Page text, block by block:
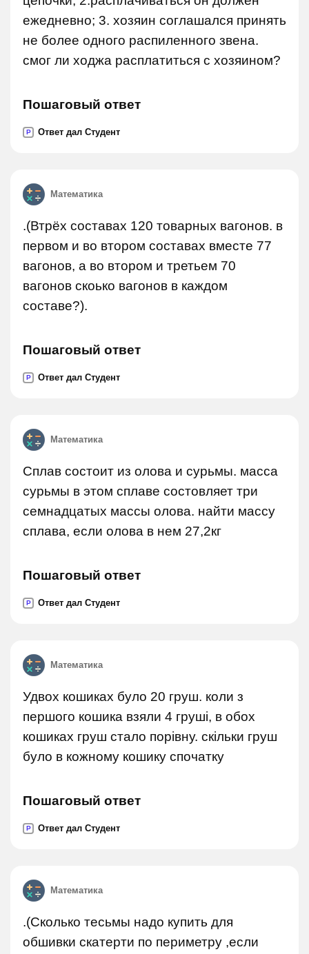
ежедневно; 3. хозяин соглашался принять
не более одного распиленного звена.
смог ли ходжа расплатиться с хозяином?
Пошаговый ответ
P Ответ дал Студент
Математика
.(Втрёх составах 120 товарных вагонов. в
первом и во втором составах вместе 77
вагонов, а во втором и третьем 70
вагонов скоько вагонов в каждом
составе?).
Пошаговый ответ
P Ответ дал Студент
Математика
Сплав состоит из олова и сурьмы. масса
сурьмы в этом сплаве состовляет три
семнадцатых массы олова. найти массу
сплава, если олова в нем 27,2кг
Пошаговый ответ
P Ответ дал Студент
Математика
Удвох кошиках було 20 груш. коли з
першого кошика взяли 4 груші, в обох
кошиках груш стало порівну. скільки груш
було в кожному кошику спочатку
Пошаговый ответ
P Ответ дал Студент
Математика
.(Сколько тесьмы надо купить для
обшивки скатерти по периметру ,если